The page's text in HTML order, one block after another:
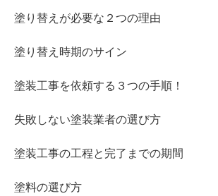
塗り替えが必要な２つの理由
塗り替え時期のサイン
塗装工事を依頼する３つの手順！
失敗しない塗装業者の選び方
塗装工事の工程と完了までの期間
塗料の選び方